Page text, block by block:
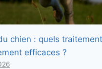
chien : quels
efficaces ?